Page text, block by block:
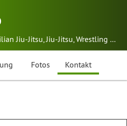
Jiu-Jitsu,Jiu-Jitsu,Wrestling ...
Fotos Kontakt